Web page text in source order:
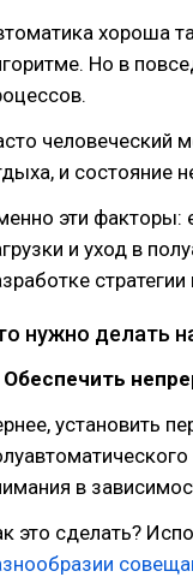
хороша
Но в
человеческий
и состояние
эти факторы:
и уход в
нужно делать
Обеспечить
установить
в
это сделать?